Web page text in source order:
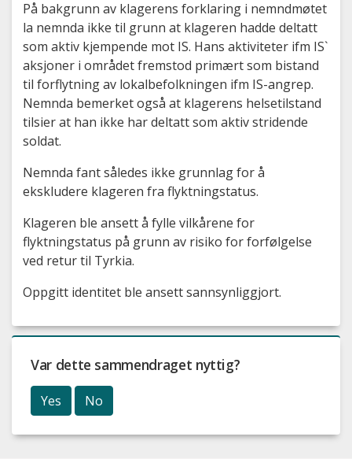
På bakgrunn av klagerens forklaring i nemndmøtet
la nemnda ikke til grunn at klageren hadde deltatt
som aktiv kjempende mot IS. Hans aktiviteter ifm IS`
aksjoner i området fremstod primært som bistand
til forflytning av lokalbefolkningen ifm IS-angrep.
Nemnda bemerket også at klagerens helsetilstand
tilsier at han ikke har deltatt som aktiv stridende
soldat.
Nemnda fant således ikke grunnlag for å
ekskludere klageren fra flyktningstatus.
Klageren ble ansett å fylle vilkårene for
flyktningstatus på grunn av risiko for forfølgelse
ved retur til Tyrkia.
Oppgitt identitet ble ansett sannsynliggjort.
Var dette sammendraget nyttig?
Yes No